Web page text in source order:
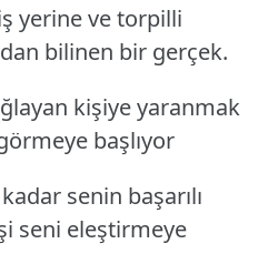
yerine ve torpilli
bilinen bir gerçek.
kişiye yaranmak
başlıyor
senin başarılı
seni eleştirmeye